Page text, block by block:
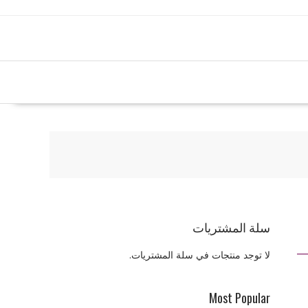
سلة المشتريات
لا توجد منتجات في سلة المشتريات.
Most Popular